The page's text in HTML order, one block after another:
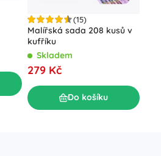
(15)
Malířská sada 208 kusů v
kufříku
Skladem
279 Kč
Do košíku